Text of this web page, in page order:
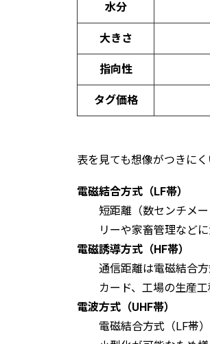
水分
大きさ
指向性
タグ価格
表を見ても想像がつきに
電磁結合方式（LF帯）
短距離（数センチメ
リーや家畜管理などに
電磁誘導方式（HF帯）
通信距離は電磁結合
カード、工場の生産
電波方式（UHF帯）
電磁結合方式（LF帯